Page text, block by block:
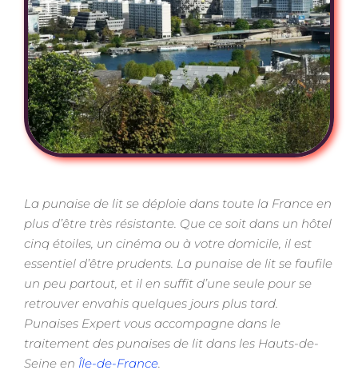
La punaise de lit se déploie dans toute la France en
plus d’être très résistante. Que ce soit dans un hôtel
cinq étoiles, un cinéma ou à votre domicile, il est
essentiel d’être prudents. La punaise de lit se faufile
un peu partout, et il en suffit d’une seule pour se
retrouver envahis quelques jours plus tard.
Punaises Expert vous accompagne dans le
traitement des punaises de lit dans les Hauts-de-
Seine en Île-de-France